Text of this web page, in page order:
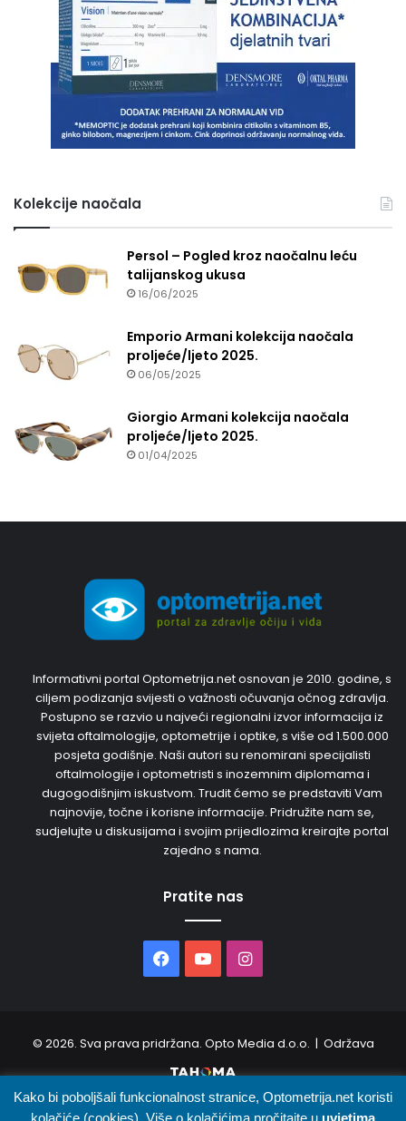
Kolekcije naočala
Persol – Pogled kroz naočalnu leću
talijanskog ukusa
16/06/2025
Emporio Armani kolekcija naočala
proljeće/ljeto 2025.
06/05/2025
Giorgio Armani kolekcija naočala
proljeće/ljeto 2025.
01/04/2025
Informativni portal Optometrija.net osnovan je 2010. godine, s
ciljem podizanja svijesti o važnosti očuvanja očnog zdravlja.
Postupno se razvio u najveći regionalni izvor informacija iz
svijeta oftalmologije, optometrije i optike, s više od 1.500.000
posjeta godišnje. Naši autori su renomirani specijalisti
oftalmologije i optometristi s inozemnim diplomama i
dugogodišnjim iskustvom. Trudit ćemo se predstaviti Vam
najnovije, točne i korisne informacije. Pridružite nam se,
sudjelujte u diskusijama i svojim prijedlozima kreirajte portal
zajedno s nama.
Pratite nas
Facebook
YouTubeInstagram
© 2026. Sva prava pridržana. Opto Media d.o.o. | Održava
O nama Uvjeti korištenja Oglašavanje Kontakt
Kako bi poboljšali funkcionalnost stranice, Optometrija.net koristi
kolačiće (cookies). Više o kolačićima pročitajte u uvjetima